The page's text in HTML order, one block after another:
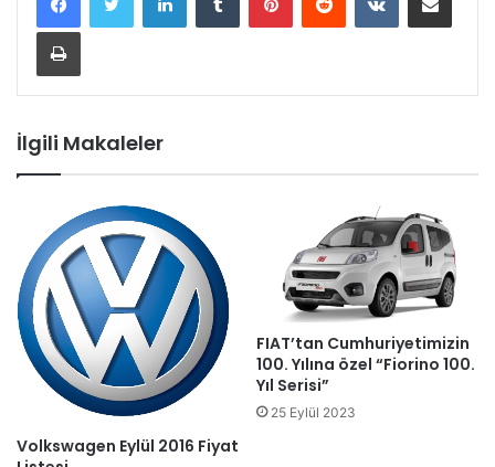
İlgili Makaleler
Volkswagen Eylül 2016 Fiyat
FIAT’tan Cumhuriyetimizin
100. Yılına özel “Fiorino 100.
Yıl Serisi”
25 Eylül 2023